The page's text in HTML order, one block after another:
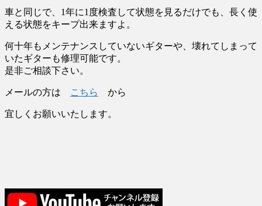
車と同じで、1年に1度検査して状態を見るだけでも、長く使
える状態をキープ出来ますよ。
何十年もメンテナンスしていないギターや、壊れてしまって
いたギターも修理可能です。
是非ご相談下さい。
メールの方は こちら から
宜しくお願いいたします。